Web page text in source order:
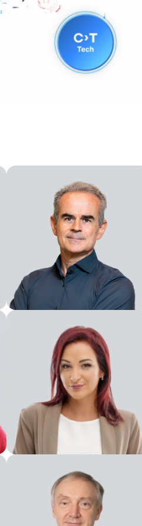
Presidente dello sviluppo
commerciale e delle fusioni e
acquisizioni
Direttore delle Risorse Umane